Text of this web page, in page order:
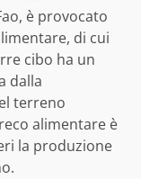
è provocato
di cui
cibo ha un
dalla
terreno
alimentare è
la produzione